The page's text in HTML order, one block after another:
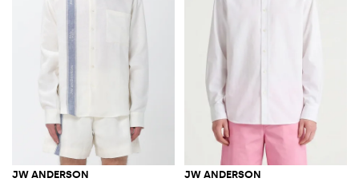
JW ANDERSON JW ANDERSON